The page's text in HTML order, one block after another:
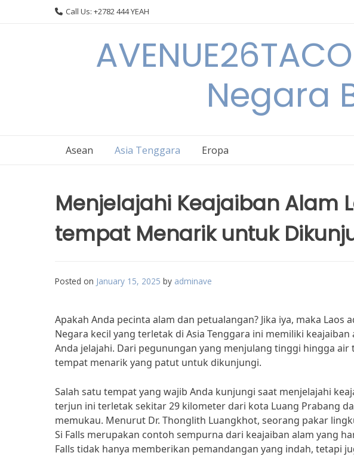
Call Us: +2782 444 YEAH
Negara
Asean Asia Tenggara Eropa
Menjelajahi Keajaiban Alam
tempat Menarik untuk
Posted on January 15, 2025 by adminave
Apakah Anda pecinta alam dan petualangan? Jika iya, maka
Negara kecil yang terletak di Asia Tenggara ini memiliki
Anda jelajahi. Dari pegunungan yang menjulang tinggi hingga
tempat menarik yang patut untuk dikunjungi.
Salah satu tempat yang wajib Anda kunjungi saat menjelajahi
terjun ini terletak sekitar 29 kilometer dari kota Luang Prabang
memukau. Menurut Dr. Thonglith Luangkhot, seorang pakar
Si Falls merupakan contoh sempurna dari keajaiban alam yang
Falls tidak hanya memberikan pemandangan yang indah, tetapi